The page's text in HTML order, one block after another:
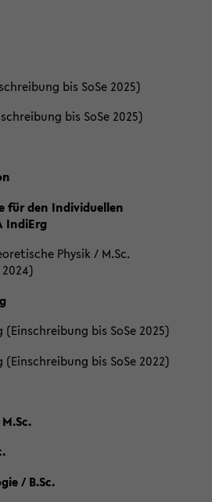
bis SoSe 2025)
bis SoSe 2025)
für den Individuellen
IndiErg
Physik / M.Sc.
bis SoSe 2025)
bis SoSe 2022)
/ B.Sc.